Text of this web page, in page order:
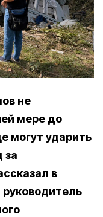
не
мере до
могут ударить
за
в
руководитель